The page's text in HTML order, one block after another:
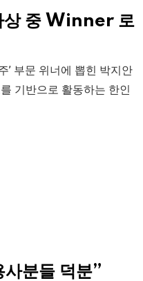
상 중 Winner 로
’ 부문 위너에 뽑힌 박지안
기반으로 활동하는 한인
분들 덕분”